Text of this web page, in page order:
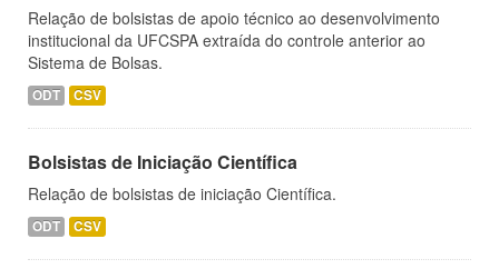
Relação de bolsistas de apoio técnico ao desenvolvimento
institucional da UFCSPA extraída do controle anterior ao
Sistema de Bolsas.
ODT CSV
Bolsistas de Iniciação Científica
Relação de bolsistas de iniciação Científica.
ODT CSV